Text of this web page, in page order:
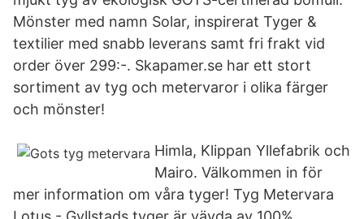
Mönster med namn Solar, inspirerat Tyger &
textilier med snabb leverans samt fri frakt vid
order över 299:-. Skapamer.se har ett stort
sortiment av tyg och metervaror i olika färger
och mönster!
Himla, Klippan Yllefabrik och
Mairo. Välkommen in för
mer information om våra tyger! Tyg Metervara